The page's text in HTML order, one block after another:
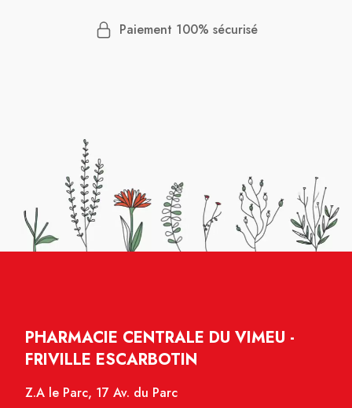
Paiement 100% sécurisé
PHARMACIE CENTRALE DU VIMEU -
FRIVILLE ESCARBOTIN
Z.A le Parc, 17 Av. du Parc